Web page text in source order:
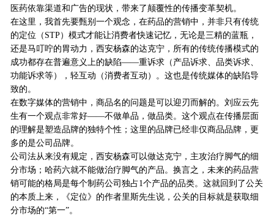
医药依靠渠道和广告的现状，带来了颠覆性的传播变革契机。
在这里，我首先要甄别一个观念，在药品的营销中，并非只有传统
的定位（STP）模式才能让消费者快速记忆，无论是三精的蓝瓶，
还是马叮咛的胃动力，西安杨森的达克宁，所有的传统传播模式的
成功都存在普遍意义上的缺陷——重诉求（产品诉求、品类诉求、
功能诉求等），轻互动（消费者互动）。这也是传统媒体的缺陷导
致的。
在数字媒体的营销中，商品名的问题是可以迎刃而解的。刘应云先
生有一个观点非常好——不做单品，做品类。这个观点在传播层面
的理解是塑造品牌的独特个性；这里的品牌已经非仅商品品牌，更
多的是公司品牌。
公司法从来没有规定，西安杨森可以做达克宁，主攻治疗脚气的细
分市场；哈药六就不能做治疗脚气的产品。换言之，未来的药品营
销可能的格局是每个制药公司独占1个产品的品类。这就回到了公关
的本质上来，《定位》的作者里斯先生说，公关的目标就是获取细
分市场的“第一”。